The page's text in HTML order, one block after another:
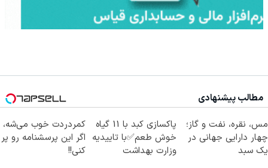
مطالب پیشنهادی
مس، نقره، نفت و گاز؛
چهار دارایی جهانی در
یک سبد
پاکسازی کبد با 11 گیاه
خوش طعم✅با تاییدیه
وزارت بهداشت
کمردردت خوب می‌شه،
اگر این پرسشنامه رو پر
کنی!!